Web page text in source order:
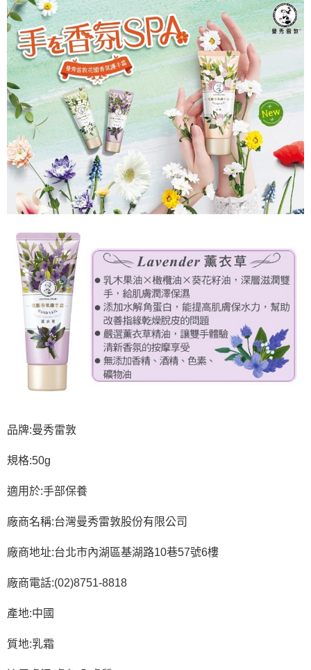
品牌:曼秀雷敦
規格:50g
適用於:手部保養
廠商名稱:台灣曼秀雷敦股份有限公司
廠商地址:台北市內湖區基湖路10巷57號6樓
廠商電話:(02)8751-8818
產地:中國
質地:乳霜